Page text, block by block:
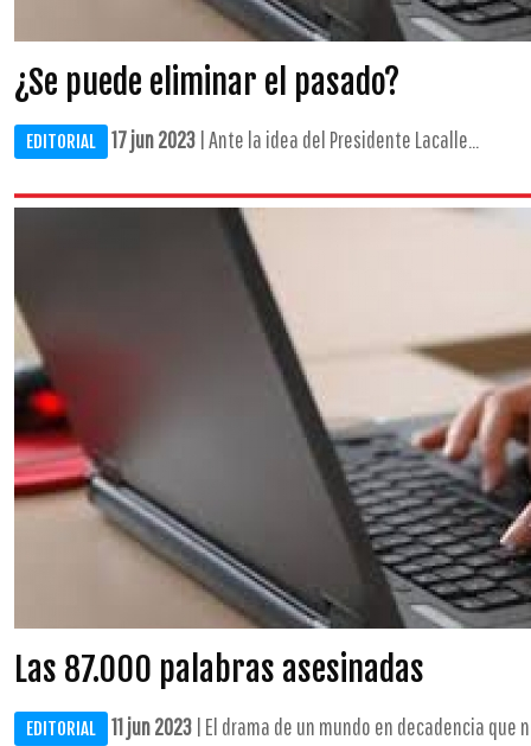
¿Se puede eliminar el pasado?
EDITORIAL 17 jun 2023 | Ante la idea del Presidente Lacalle...
Las 87.000 palabras asesinadas
EDITORIAL 11 jun 2023 | El drama de un mundo en decadencia que